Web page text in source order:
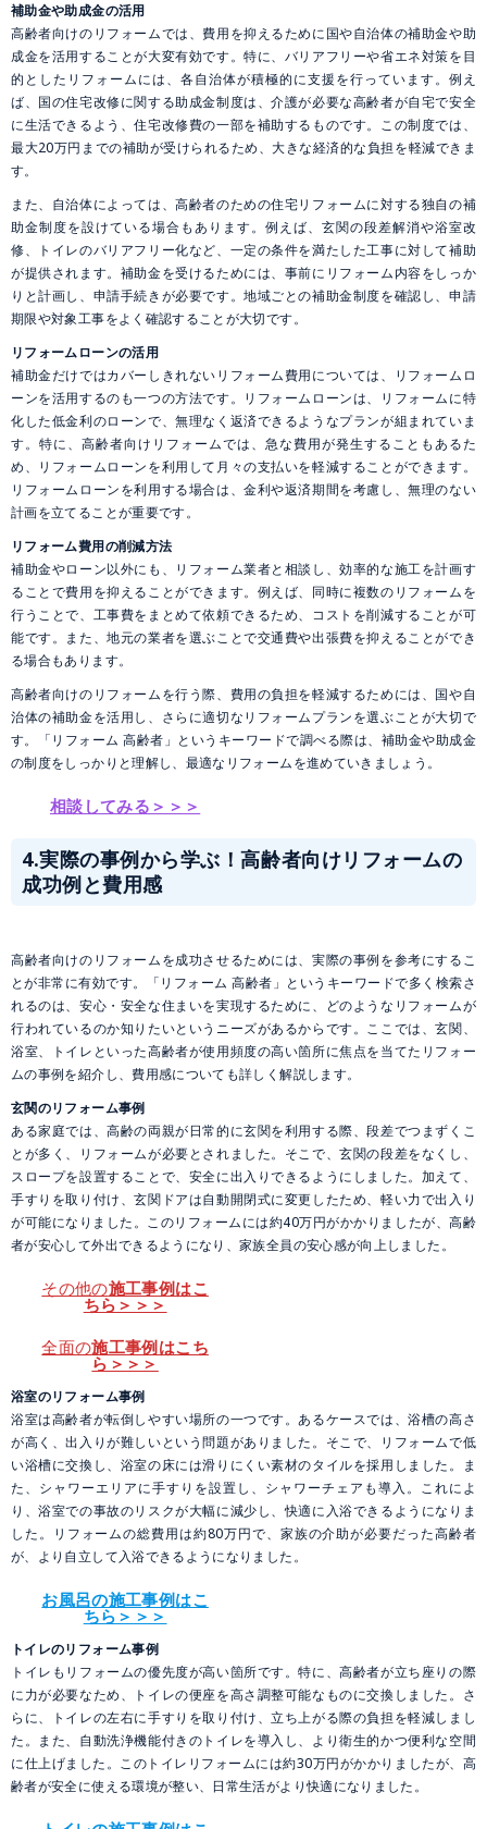
補助金や助成金の活用
高齢者向けのリフォームでは、費用を抑えるために国や自治体の補助金や助
成金を活用することが大変有効です。特に、バリアフリーや省エネ対策を目
的としたリフォームには、各自治体が積極的に支援を行っています。例え
ば、国の住宅改修に関する助成金制度は、介護が必要な高齢者が自宅で安全
に生活できるよう、住宅改修費の一部を補助するものです。この制度では、
最大20万円までの補助が受けられるため、大きな経済的な負担を軽減できま
す。
また、自治体によっては、高齢者のための住宅リフォームに対する独自の補
助金制度を設けている場合もあります。例えば、玄関の段差解消や浴室改
修、トイレのバリアフリー化など、一定の条件を満たした工事に対して補助
が提供されます。補助金を受けるためには、事前にリフォーム内容をしっか
りと計画し、申請手続きが必要です。地域ごとの補助金制度を確認し、申請
期限や対象工事をよく確認することが大切です。
リフォームローンの活用
補助金だけではカバーしきれないリフォーム費用については、リフォームロ
ーンを活用するのも一つの方法です。リフォームローンは、リフォームに特
化した低金利のローンで、無理なく返済できるようなプランが組まれていま
す。特に、高齢者向けリフォームでは、急な費用が発生することもあるた
め、リフォームローンを利用して月々の支払いを軽減することができます。
リフォームローンを利用する場合は、金利や返済期間を考慮し、無理のない
計画を立てることが重要です。
リフォーム費用の削減方法
補助金やローン以外にも、リフォーム業者と相談し、効率的な施工を計画す
ることで費用を抑えることができます。例えば、同時に複数のリフォームを
行うことで、工事費をまとめて依頼できるため、コストを削減することが可
能です。また、地元の業者を選ぶことで交通費や出張費を抑えることができ
る場合もあります。
高齢者向けのリフォームを行う際、費用の負担を軽減するためには、国や自
治体の補助金を活用し、さらに適切なリフォームプランを選ぶことが大切で
す。「リフォーム 高齢者」というキーワードで調べる際は、補助金や助成金
の制度をしっかりと理解し、最適なリフォームを進めていきましょう。
相談してみる＞＞＞
4.実際の事例から学ぶ！高齢者向けリフォームの
成功例と費用感
高齢者向けのリフォームを成功させるためには、実際の事例を参考にするこ
とが非常に有効です。「リフォーム 高齢者」というキーワードで多く検索さ
れるのは、安心・安全な住まいを実現するために、どのようなリフォームが
行われているのか知りたいというニーズがあるからです。ここでは、玄関、
浴室、トイレといった高齢者が使用頻度の高い箇所に焦点を当てたリフォー
ムの事例を紹介し、費用感についても詳しく解説します。
玄関のリフォーム事例
ある家庭では、高齢の両親が日常的に玄関を利用する際、段差でつまずくこ
とが多く、リフォームが必要とされました。そこで、玄関の段差をなくし、
スロープを設置することで、安全に出入りできるようにしました。加えて、
手すりを取り付け、玄関ドアは自動開閉式に変更したため、軽い力で出入り
が可能になりました。このリフォームには約40万円がかかりましたが、高齢
者が安心して外出できるようになり、家族全員の安心感が向上しました。
その他の施工事例はこ
ちら＞＞＞
全面の施工事例はこち
ら＞＞＞
浴室のリフォーム事例
浴室は高齢者が転倒しやすい場所の一つです。あるケースでは、浴槽の高さ
が高く、出入りが難しいという問題がありました。そこで、リフォームで低
い浴槽に交換し、浴室の床には滑りにくい素材のタイルを採用しました。ま
た、シャワーエリアに手すりを設置し、シャワーチェアも導入。これによ
り、浴室での事故のリスクが大幅に減少し、快適に入浴できるようになりま
した。リフォームの総費用は約80万円で、家族の介助が必要だった高齢者
が、より自立して入浴できるようになりました。
お風呂の施工事例はこ
ちら＞＞＞
トイレのリフォーム事例
トイレもリフォームの優先度が高い箇所です。特に、高齢者が立ち座りの際
に力が必要なため、トイレの便座を高さ調整可能なものに交換しました。さ
らに、トイレの左右に手すりを取り付け、立ち上がる際の負担を軽減しまし
た。また、自動洗浄機能付きのトイレを導入し、より衛生的かつ便利な空間
に仕上げました。このトイレリフォームには約30万円がかかりましたが、高
齢者が安全に使える環境が整い、日常生活がより快適になりました。